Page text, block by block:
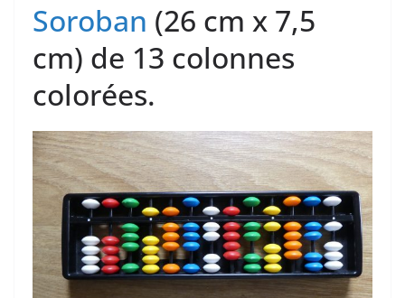
Soroban (26 cm x 7,5
cm) de 13 colonnes
colorées.